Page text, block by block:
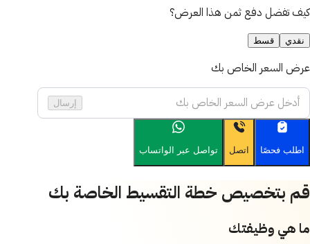
كيف تفضل دفع ثمن هذا العرض؟
نقدي قسط
عرض السعر الخاص بك
إرسال
اطلب فحصًا اتصل تواصل عبر الواتساب
قم بتخصيص خطة التقسيط الخاصة بك
ما هي وظيفتك